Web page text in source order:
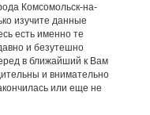
Комсомольск-на-
изучите данные
есть именно те
и безутешно
в ближайший к Вам
и внимательно
или еще не